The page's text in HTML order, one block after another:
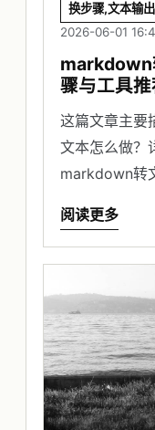
换步骤,文本输
2026-06-01
markdown
骤与工具
这篇文章主要
文本怎么做？
markdown转
阅读更多